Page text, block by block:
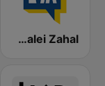
Galei Zahal (גלי צה"ל)